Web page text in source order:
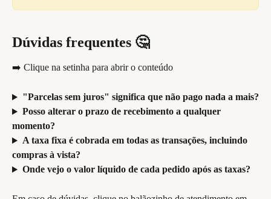
Dúvidas frequentes 🤔
➡️ Clique na setinha para abrir o conteúdo
"Parcelas sem juros" significa que não pago nada a mais?
Posso alterar o prazo de recebimento a qualquer
momento?
A taxa fixa é cobrada em todas as transações, incluindo
compras à vista?
Onde vejo o valor líquido de cada pedido após as taxas?